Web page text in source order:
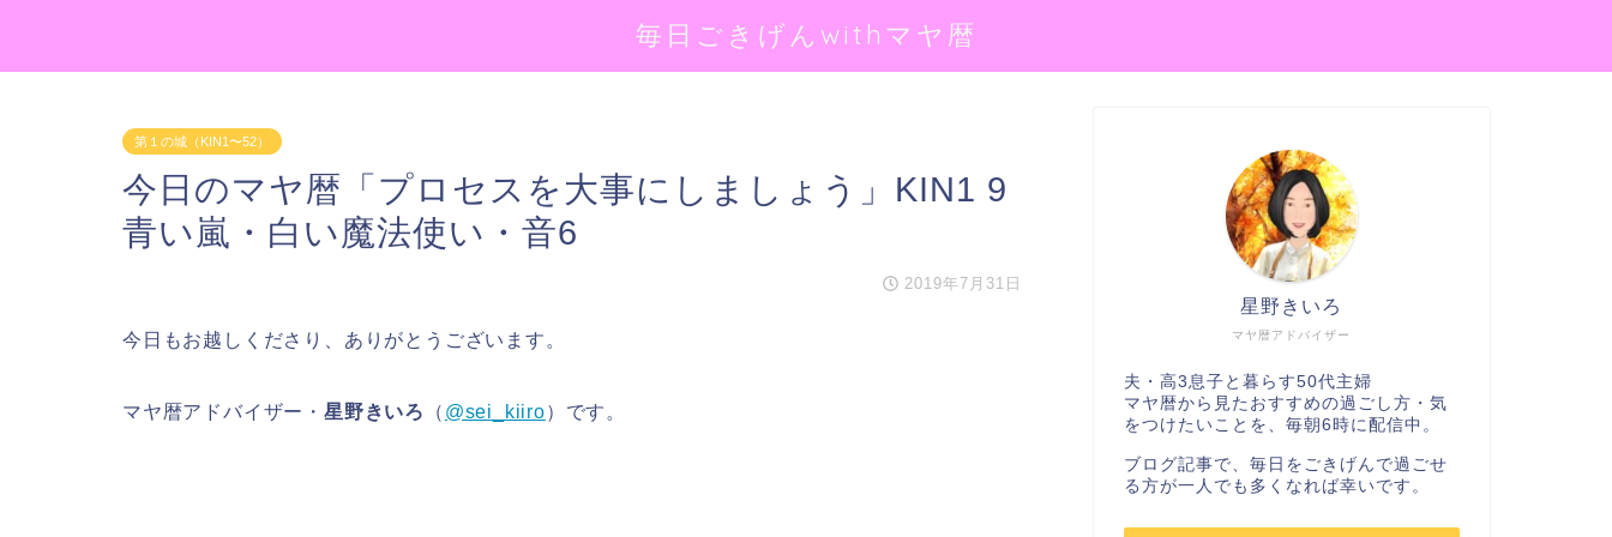
毎日ごきげんwithマヤ暦
第１の城（KIN1〜52）
今日のマヤ暦「プロセスを大事にしましょう」KIN1 9
青い嵐・白い魔法使い・音6
2019年7月31日
今日もお越しくださり、ありがとうございます。
マヤ暦アドバイザー・ 星野きいろ （ @sei_kiiro）です。
マヤ暦アドバイザー
星野きいろ
夫・高3息子と暮らす50代主婦
マヤ暦から見たおすすめの過ごし方・気
をつけたいことを、毎朝6時に配信中。
ブログ記事で、毎日をごきげんで過ごせ
る方が一人でも多くなれば幸いです。